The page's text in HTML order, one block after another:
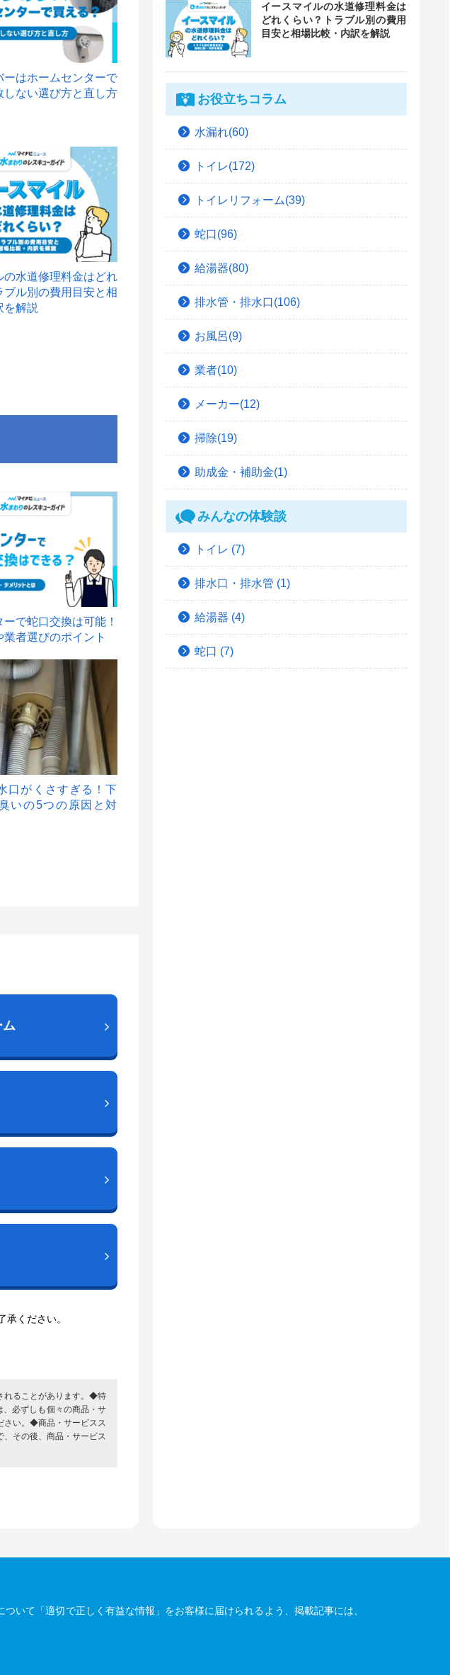
ーはホームセンターで
しない選び方と直し方
の水道修理料金はどれ
ブル別の費用目安と相
を解説
で蛇口交換は可能！
者選びのポイント
口がくさすぎる！下
いの5つの原因と対
ム
ください。
れることがあります。◆特
必ずしも個々の商品・サ
さい。◆商品・サービスス
その後、商品・サービス
イースマイルの水道修理料金は
どれくらい？トラブル別の費用
目安と相場比較・内訳を解説
お役立ちコラム
水漏れ(60)
トイレ(172)
トイレリフォーム(39)
蛇口(96)
給湯器(80)
排水管・排水口(106)
お風呂(9)
業者(10)
メーカー(12)
掃除(19)
助成金・補助金(1)
みんなの体験談
トイレ (7)
排水口・排水管 (1)
給湯器 (4)
蛇口 (7)
いて「適切で正しく有益な情報」をお客様に届けられるよう、掲載記事には、